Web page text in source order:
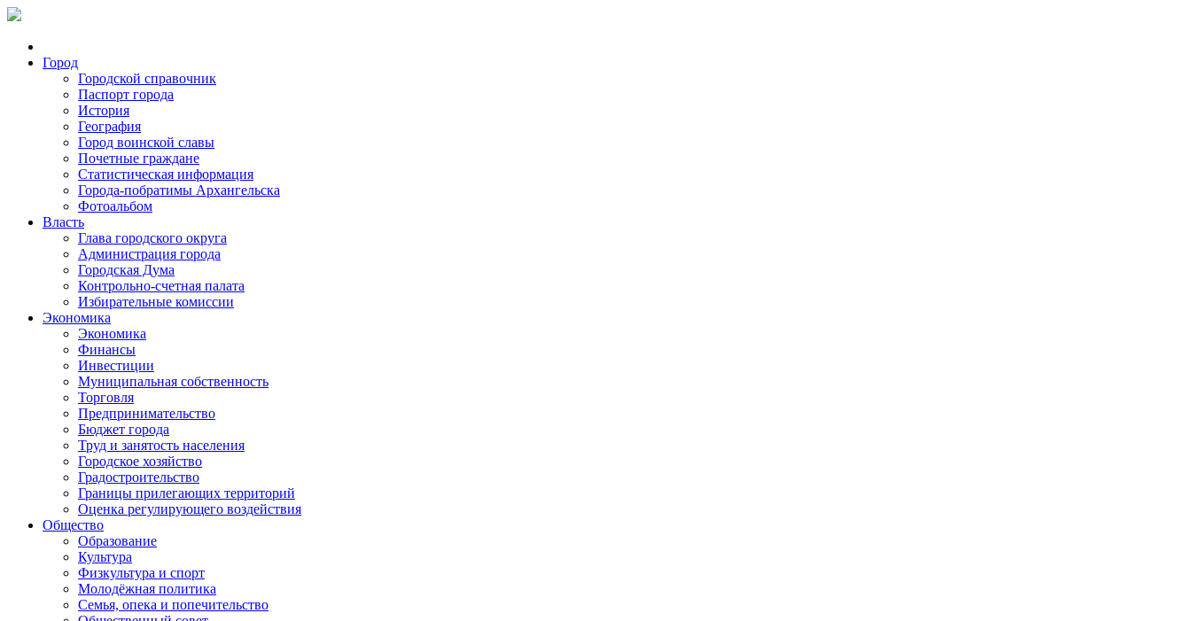
Город
Городской справочник
Паспорт города
История
География
Город воинской славы
Почетные граждане
Статистическая информация
Города-побратимы Архангельска
Фотоальбом
Власть
Глава городского округа
Администрация города
Городская Дума
Контрольно-счетная палата
Избирательные комиссии
Экономика
Экономика
Финансы
Инвестиции
Муниципальная собственность
Торговля
Предпринимательство
Бюджет города
Труд и занятость населения
Городское хозяйство
Градостроительство
Границы прилегающих территорий
Оценка регулирующего воздействия
Общество
Образование
Культура
Физкультура и спорт
Молодёжная политика
Семья, опека и попечительство